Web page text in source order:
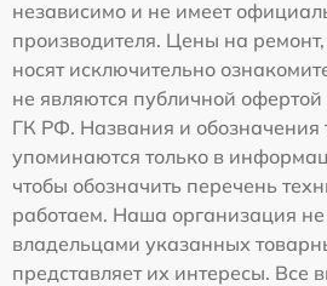
независимо и не имеет
производителя. Цены на
носят исключительно
не являются публичной офертой
ГК РФ. Названия и обозначения
упоминаются только в
чтобы обозначить перечень
работаем. Наша организация
владельцами указанных
представляет их интересы. Все